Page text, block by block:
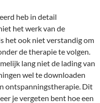
heb in detail
het werk van de
het ook niet verstandig om
de therapie te volgen.
lang niet de lading van
wel te downloaden
ontspanningstherapie. Dit
je vergeten bent hoe een